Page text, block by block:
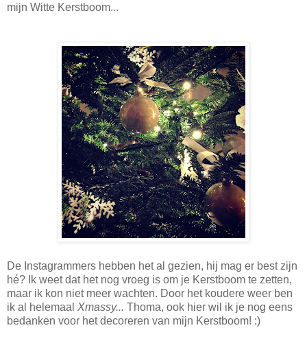
mijn Witte Kerstboom...
De Instagrammers hebben het al gezien, hij mag er best zijn
hé? Ik weet dat het nog vroeg is om je Kerstboom te zetten,
maar ik kon niet meer wachten. Door het koudere weer ben
ik al helemaal Xmassy... Thoma, ook hier wil ik je nog eens
bedanken voor het decoreren van mijn Kerstboom! :)